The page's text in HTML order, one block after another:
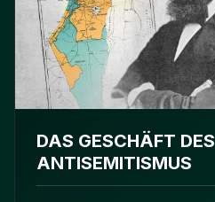
DAS GESCHÄFT DES
ANTISEMITISMUS